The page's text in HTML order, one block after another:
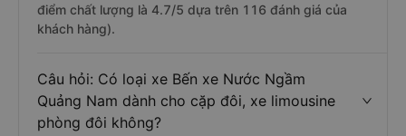
điểm chất lượng là 4.7/5 dựa trên 116 đánh giá của
khách hàng).
Câu hỏi: Có loại xe Bến xe Nước Ngầm
Quảng Nam dành cho cặp đôi, xe limousine
phòng đôi không?